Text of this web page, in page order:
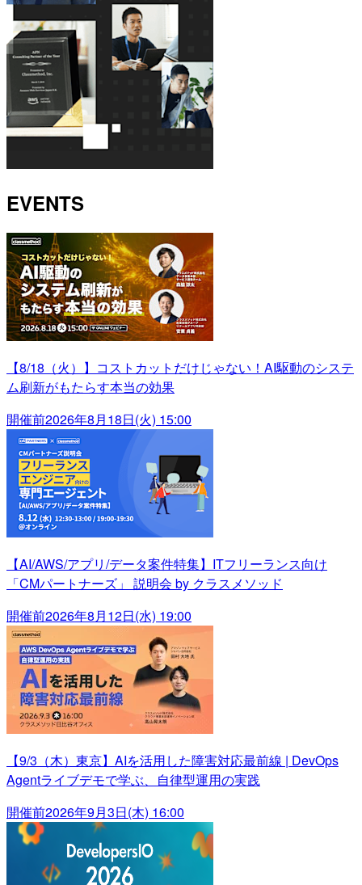
EVENTS
【8/18（火）】コストカットだけじゃない！AI駆動のシステ
ム刷新がもたらす本当の効果
開催前2026年8月18日(火) 15:00
【AI/AWS/アプリ/データ案件特集】ITフリーランス向け
「CMパートナーズ」 説明会 by クラスメソッド
開催前2026年8月12日(水) 19:00
【9/3（木）東京】AIを活用した障害対応最前線 | DevOps
Agentライブデモで学ぶ、自律型運用の実践
開催前2026年9月3日(木) 16:00